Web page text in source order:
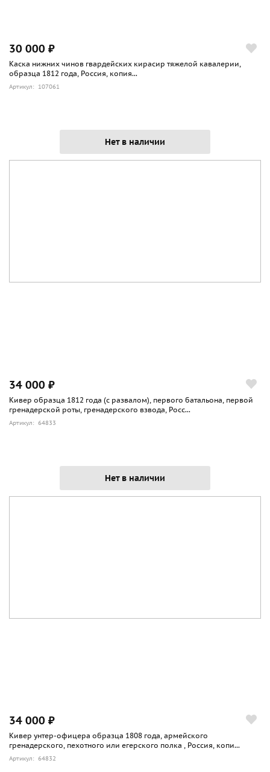
30 000 ₽
Каска нижних чинов гвардейских кирасир тяжелой кавалерии,
образца 1812 года, Россия, копия...
Артикул: 107061
Нет в наличии
34 000 ₽
Кивер образца 1812 года (с развалом), первого батальона, первой
гренадерской роты, гренадерского взвода, Росс...
Артикул: 64833
Нет в наличии
34 000 ₽
Кивер унтер-офицера образца 1808 года, армейского
гренадерского, пехотного или егерского полка , Россия, копи...
Артикул: 64832